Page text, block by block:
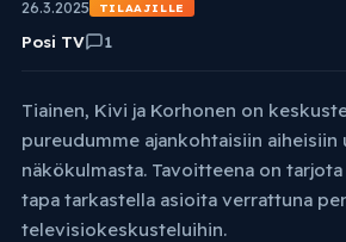
26.3.2025 TILAAJILLE
Posi TV 1
Tiainen, Kivi ja Korhonen on
pureudumme ajankohtaisiin aiheisiin
näkökulmasta. Tavoitteena on
tapa tarkastella asioita verrattuna
televisiokeskusteluihin.